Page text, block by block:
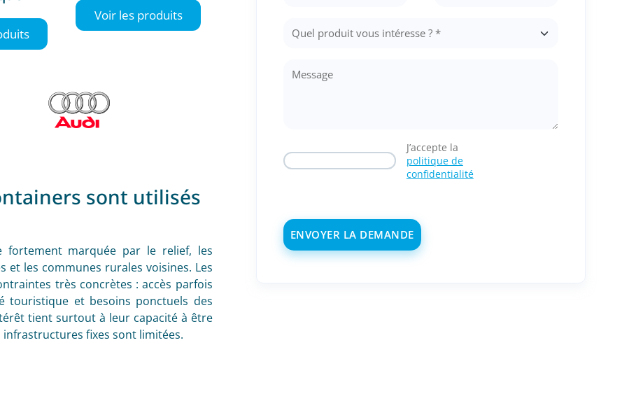
Voir les produits
Voir les produits
sont utilisés
fortement marquée par le relief, les
et les communes rurales voisines. Les
très concrètes : accès parfois
touristique et besoins ponctuels des
tient surtout à leur capacité à être
fixes sont limitées.
J’accepte la
politique de
confidentialité